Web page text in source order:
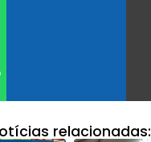
relacionadas: